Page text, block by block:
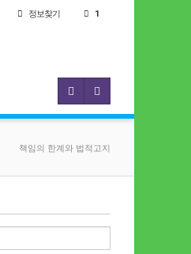
정보찾기 1
책임의 한계와 법적고지